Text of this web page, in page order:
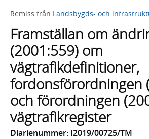
framträder
lista
med
sökförslag
Remiss från Landsbygds- och
Framställan om
(2001:559) om
vägtrafikdefinitioner,
fordonsförordningen
och förordningen
vägtrafikregister
Diarienummer: I2019/00725/TM